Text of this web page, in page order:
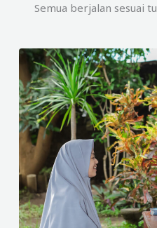
Semua berjalan sesuai